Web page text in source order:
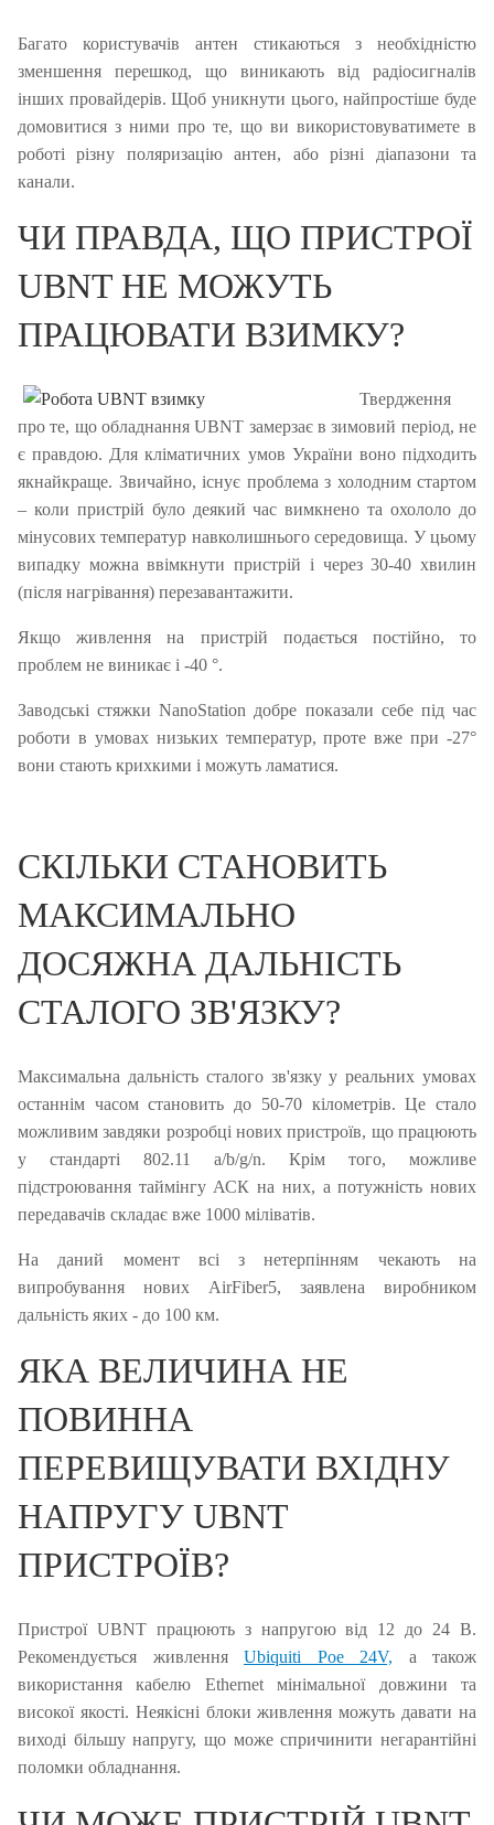
Багато користувачів антен стикаються з необхідністю
зменшення перешкод, що виникають від радіосигналів
інших провайдерів.Щоб уникнути цього, найпростіше буде
домовитися з ними про те, що ви використовуватимете в
роботі різну поляризацію антен, або різні діапазони та
канали.
ЧИ ПРАВДА, ЩО ПРИСТРОЇ
UBNT НЕ МОЖУТЬ
ПРАЦЮВАТИ ВЗИМКУ?
Твердження
про те, що обладнання UBNT замерзає в зимовий період, не
є правдою. Для кліматичних умов України воно підходить
якнайкраще. Звичайно, існує проблема з холодним стартом
– коли пристрій було деякий час вимкнено та охололо до
мінусових температур навколишнього середовища. У цьому
випадку можна ввімкнути пристрій і через 30-40 хвилин
(після нагрівання) перезавантажити.
Якщо живлення на пристрій подається постійно, то
проблем не виникає і -40 °.
Заводські стяжки NanoStation добре показали себе під час
роботи в умовах низьких температур, проте вже при -27°
вони стають крихкими і можуть ламатися.
СКІЛЬКИ СТАНОВИТЬ
МАКСИМАЛЬНО
ДОСЯЖНА ДАЛЬНІСТЬ
СТАЛОГО ЗВ'ЯЗКУ?
Максимальна дальність сталого зв'язку у реальних умовах
останнім часом становить до 50-70 кілометрів.Це стало
можливим завдяки розробці нових пристроїв, що працюють
у стандарті 802.11 a/b/g/n. Крім того, можливе
підстроювання таймінгу АСК на них, а потужність нових
передавачів складає вже 1000 міліватів.
На даний момент всі з нетерпінням чекають на
випробування нових AirFiber5, заявлена ​​виробником
дальність яких - до 100 км.
ЯКА ВЕЛИЧИНА НЕ
ПОВИННА
ПЕРЕВИЩУВАТИ ВХІДНУ
НАПРУГУ UBNT
ПРИСТРОЇВ?
Пристрої UBNT працюють з напругою від 12 до 24 В.
Рекомендується живлення Ubiquiti Poe 24V, а також
використання кабелю Ethernet мінімальної довжини та
високої якості. Неякісні блоки живлення можуть давати на
виході більшу напругу, що може спричинити негарантійні
поломки обладнання.